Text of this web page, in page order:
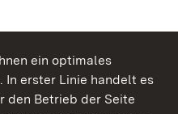
ein optimales
In erster Linie handelt es
den Betrieb der Seite